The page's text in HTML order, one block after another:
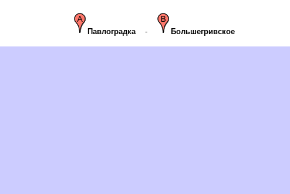
Павлоградка- Большегривское